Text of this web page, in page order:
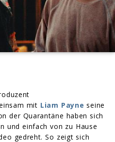
mit Liam Payne seine
der Quarantäne haben sich
und einfach von zu Hause
gedreht. So zeigt sich